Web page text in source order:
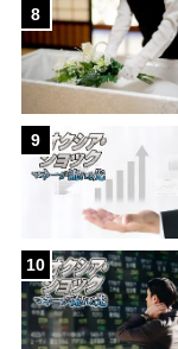
8
9
10